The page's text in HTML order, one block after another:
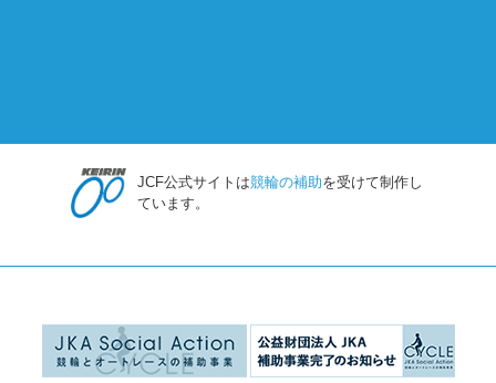
JCF公式サイトは競輪の補助を受けて制作し
ています。